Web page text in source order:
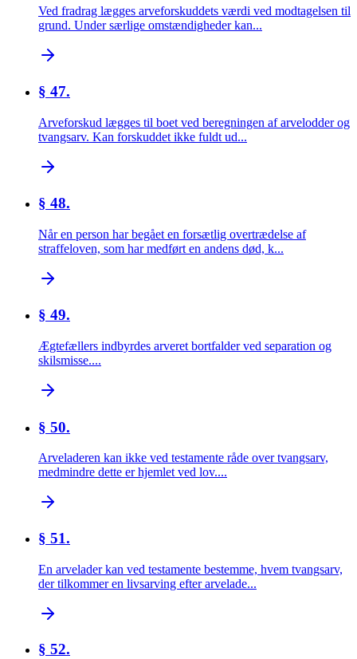
Ved fradrag lægges arveforskuddets værdi ved modtagelsen til
grund. Under særlige omstændigheder kan...
§ 47.
Arveforskud lægges til boet ved beregningen af arvelodder og
tvangsarv. Kan forskuddet ikke fuldt ud...
§ 48.
Når en person har begået en forsætlig overtrædelse af
straffeloven, som har medført en andens død, k...
§ 49.
Ægtefællers indbyrdes arveret bortfalder ved separation og
skilsmisse....
§ 50.
Arveladeren kan ikke ved testamente råde over tvangsarv,
medmindre dette er hjemlet ved lov....
§ 51.
En arvelader kan ved testamente bestemme, hvem tvangsarv,
der tilkommer en livsarving efter arvelade...
§ 52.